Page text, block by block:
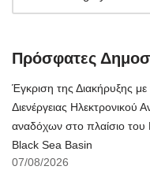
Πρόσφατες
Έγκριση της Διακήρυξης
Διενέργειας Ηλεκτρονικού
αναδόχων στο πλαίσιο
Black Sea Basin
07/08/2026